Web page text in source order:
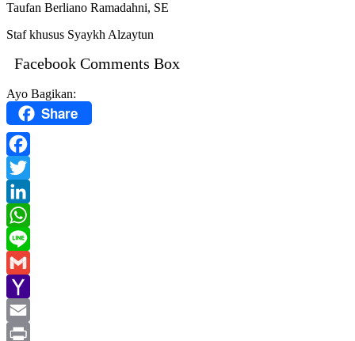
Taufan Berliano Ramadahni, SE
Staf khusus Syaykh Alzaytun
Facebook Comments Box
Ayo Bagikan:
Share
Facebook
Twitter
LinkedIn
WhatsApp
Line
Gmail
Yahoo
Mail
Email